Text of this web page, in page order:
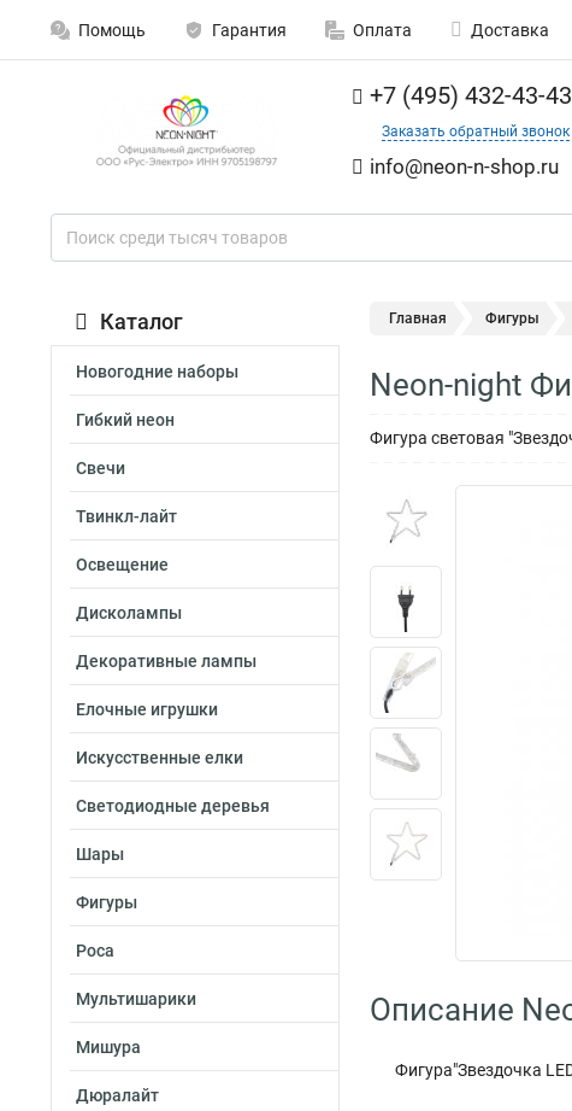
Помощь Гарантия Оплата Доставка
+7 (495) 432-43-43
Заказать обратный звонок
info@neon-n-shop.ru
Каталог
Новогодние наборы
Гибкий неон
Свечи
Твинкл-лайт
Освещение
Дисколампы
Декоративные лампы
Елочные игрушки
Искусственные елки
Светодиодные деревья
Шары
Фигуры
Роса
Мультишарики
Мишура
Дюралайт
Главная Фигуры
Neon-night
Фигура световая
Описание
Фигура"Звездочка